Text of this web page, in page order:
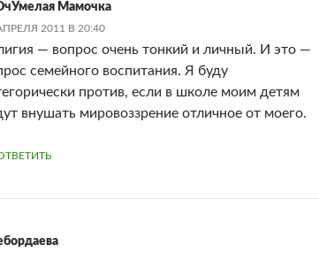
Мамочка
2011 В 20:40
— вопрос очень тонкий и личный. И это —
семейного воспитания. Я буду
против, если в школе моим детям
внушать мировоззрение отличное от моего.